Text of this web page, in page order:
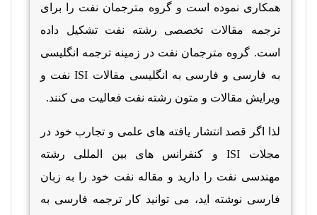
همکاری نموده است و گروه مترجمان نفت را برای
ترجمه مقالات تخصصی رشته نفت تشکیل داده
است. گروه مترجمان نفت در زمینه ترجمه انگلیسی
به فارسی و فارسی به انگلیسی مقالات ISI نفت و
ویرایش مقالات و متون رشته نفت فعالیت می کنند.
لذا اگر قصد انتشار یافته های علمی و تجارب خود در
مجلات ISIو کنفرانس های بین المللی رشته
مهندسی نفت را دارید و مقاله نفت خود را به زبان
فارسی نوشته اید، می توانید کار ترجمه فارسی به